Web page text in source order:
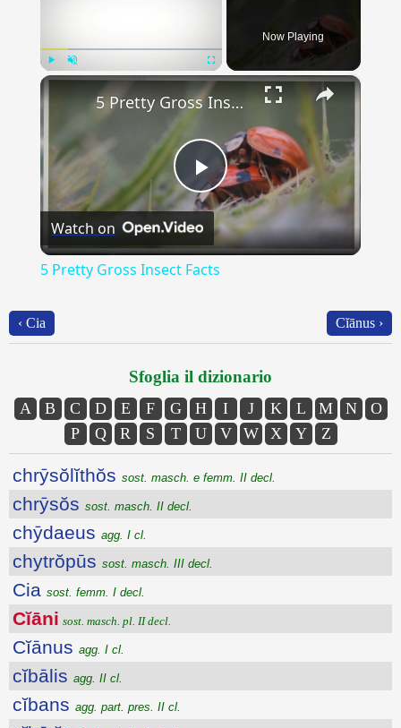
Play Unmute Fullscreen
Now Playing
×
Play
Video
5 Pretty Gross Insect Facts
Watch on
5 Pretty Gross Insect Facts
‹ Cia Cĭānus ›
Sfoglia il dizionario
A B C D E F G H I J K L M N
O
P
Q R S T U V W X Y Z
chrȳsŏlĭthŏs sost. masch. e femm. II decl.
chrȳsŏs sost. masch. II decl.
chȳdaeus agg. I cl.
chytrŏpūs sost. masch. III decl.
Cia sost. femm. I decl.
Cĭāni sost. masch. pl. II decl.
Cĭānus agg. I cl.
cĭbālis agg. II cl.
cĭbans agg. part. pres. II cl.